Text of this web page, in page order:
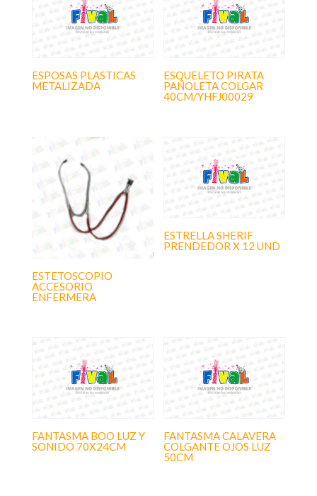
ESPOSAS PLASTICAS
METALIZADA
ESQUELETO PIRATA
PAÑOLETA COLGAR
40CM/YHFJ00029
ESTETOSCOPIO
ACCESORIO
ENFERMERA
ESTRELLA SHERIF
PRENDEDOR X 12 UND
FANTASMA BOO LUZ Y
SONIDO 70X24CM
FANTASMA CALAVERA
COLGANTE OJOS LUZ
50CM